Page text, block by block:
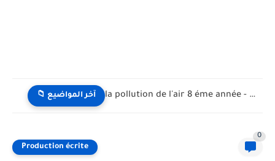
📁 آخر المواضيع la pollution de l'air 8 éme année - تلوث الهواء...
Production écrite
0